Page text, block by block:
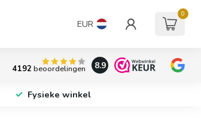
EUR
0
4192 beoordelingen 8.9
Fysieke winkel